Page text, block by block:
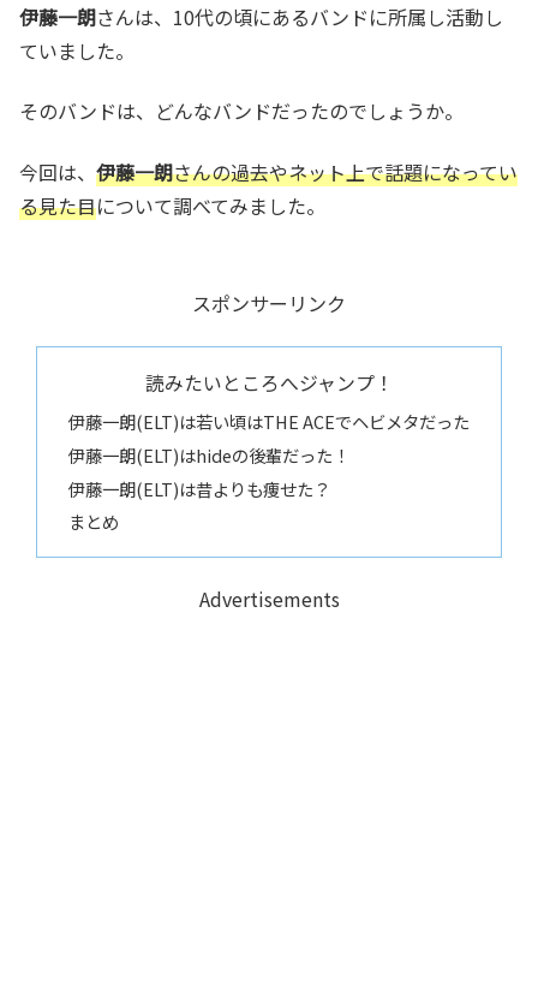
伊藤一朗さんは、10代の頃にあるバンドに所属し活動し
ていました。
そのバンドは、どんなバンドだったのでしょうか。
今回は、 伊藤一朗さんの過去やネット上で話題になってい
る見た目について調べてみました。
スポンサーリンク
読みたいところへジャンプ！
伊藤一朗(ELT)は若い頃はTHE ACEでヘビメタだった
伊藤一朗(ELT)はhideの後輩だった！
伊藤一朗(ELT)は昔よりも痩せた？
まとめ
Advertisements